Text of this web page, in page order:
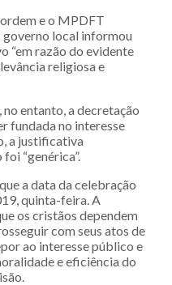
e o MPDFT
governo local informou
“em razão do evidente
religiosa e
no entanto, a decretação
fundada no interesse
a justificativa
“genérica”.
a data da celebração
quinta-feira. A
os cristãos dependem
com seus atos de
ao interesse público e
e eficiência do